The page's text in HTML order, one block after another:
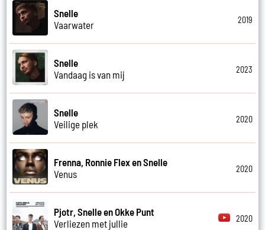
Snelle
Vaarwater
2019
Snelle
Vandaag is van mij
2023
Snelle
Veilige plek
2020
Frenna, Ronnie Flex en Snelle
Venus
2020
Pjotr, Snelle en Okke Punt
Verliezen met jullie
2020